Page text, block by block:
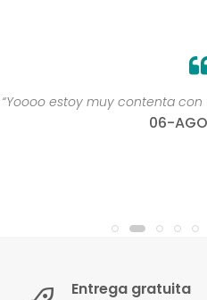
“Yoooo estoy muy contenta
06-
Entrega gratuita